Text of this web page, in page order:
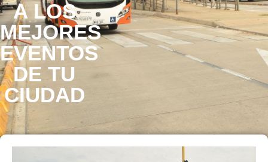
A LOS
MEJORES
EVENTOS
DE TU
CIUDAD